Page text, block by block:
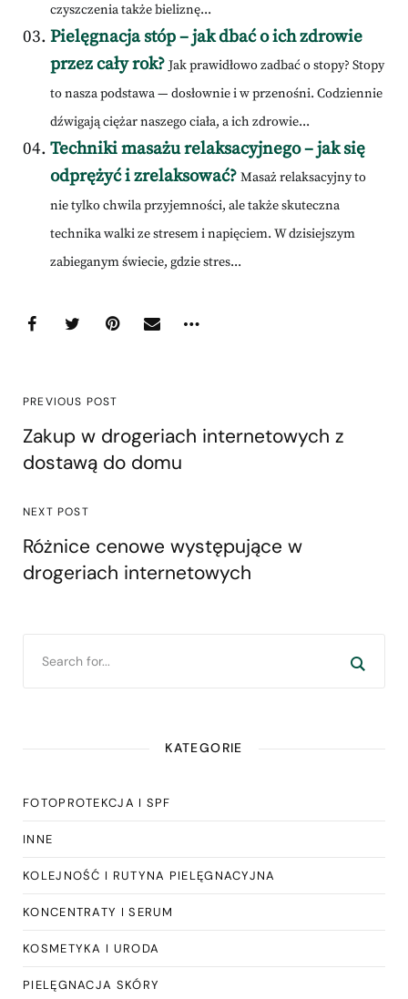
czyszczenia także bieliznę...
Pielęgnacja stóp – jak dbać o ich zdrowie
przez cały rok? Jak prawidłowo zadbać o stopy? Stopy
to nasza podstawa — dosłownie i w przenośni. Codziennie
dźwigają ciężar naszego ciała, a ich zdrowie...
Techniki masażu relaksacyjnego – jak się
odprężyć i zrelaksować? Masaż relaksacyjny to
nie tylko chwila przyjemności, ale także skuteczna
technika walki ze stresem i napięciem. W dzisiejszym
zabieganym świecie, gdzie stres...
PREVIOUS POST
Zakup w drogeriach internetowych z
dostawą do domu
NEXT POST
Różnice cenowe występujące w
drogeriach internetowych
KATEGORIE
FOTOPROTEKCJA I SPF
INNE
KOLEJNOŚĆ I RUTYNA PIELĘGNACYJNA
KONCENTRATY I SERUM
KOSMETYKA I URODA
PIELĘGNACJA SKÓRY